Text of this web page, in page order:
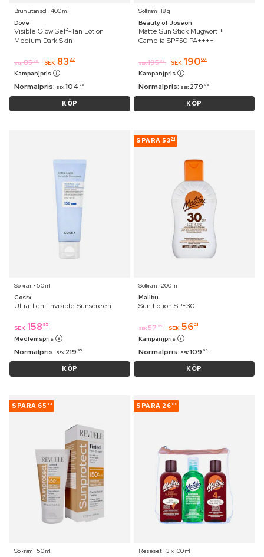
Brun utan sol ⋅ 400 ml
Dove
Visible Glow Self-Tan Lotion
Medium Dark Skin
SEK 85 95 SEK 83 37
Kampanjpris
Normalpris: SEK 104 95
KÖP
Solkräm ⋅ 18 g
Beauty of Joseon
Matte Sun Stick Mugwort +
Camelia SPF50 PA++++
SEK 195 95 SEK 19007
Kampanjpris
Normalpris: SEK 279 95
KÖP
Solkräm ⋅ 50 ml
Cosrx
Ultra-light Invisible Sunscreen
SEK 158 95
Medlemspris
Normalpris: SEK 219 95
KÖP
SPARA 5374
Solkräm ⋅ 200 ml
Malibu
Sun Lotion SPF30
SEK 57 95 SEK 56 21
Kampanjpris
Normalpris: SEK 109 95
KÖP
SPARA 65 53
Solkräm ⋅ 50 ml
SPARA 26 88
Reseset ⋅ 3 x 100 ml